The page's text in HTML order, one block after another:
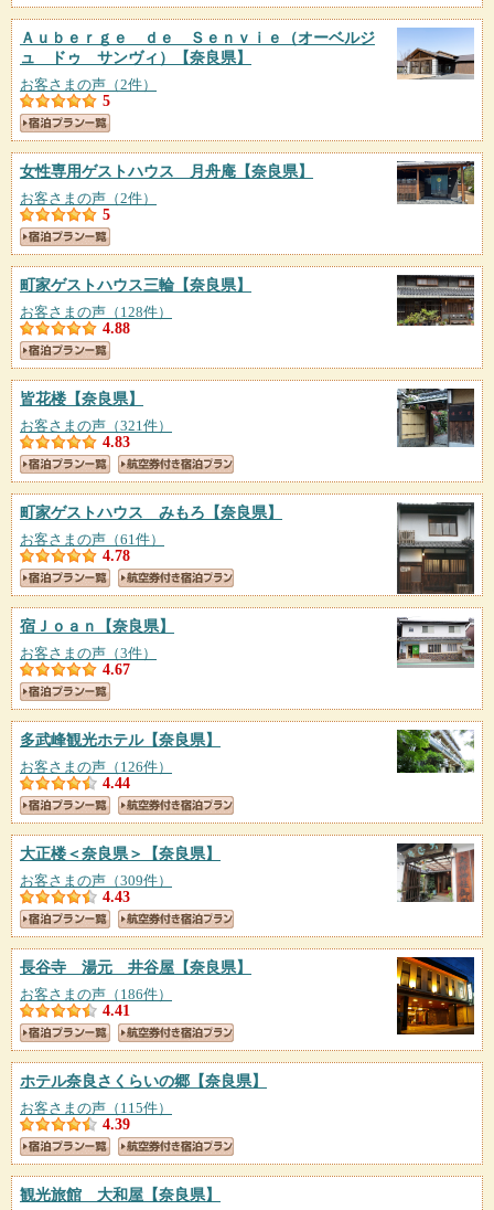
Ａｕｂｅｒｇｅ ｄｅ Ｓｅｎｖｉｅ（オーベルジ
ュ ドゥ サンヴィ）
【奈良県】
お客さまの声（2件）
5
女性専用ゲストハウス 月舟庵 【奈良県】
お客さまの声（2件）
5
町家ゲストハウス三輪【奈良県】
お客さまの声（128件）
4.88
皆花楼 【奈良県】
お客さまの声（321件）
4.83
町家ゲストハウス みもろ 【奈良県】
お客さまの声（61件）
4.78
宿Ｊｏａｎ 【奈良県】
お客さまの声（3件）
4.67
多武峰観光ホテル【奈良県】
お客さまの声（126件）
4.44
大正楼＜奈良県＞ 【奈良県】
お客さまの声（309件）
4.43
長谷寺 湯元 井谷屋 【奈良県】
お客さまの声（186件）
4.41
ホテル奈良さくらいの郷 【奈良県】
お客さまの声（115件）
4.39
観光旅館 大和屋 【奈良県】